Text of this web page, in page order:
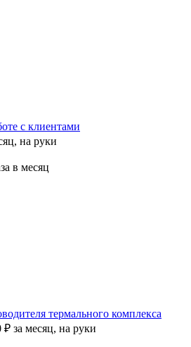
с клиентами
на руки
в месяц
термального комплекса
₽ за месяц, на руки